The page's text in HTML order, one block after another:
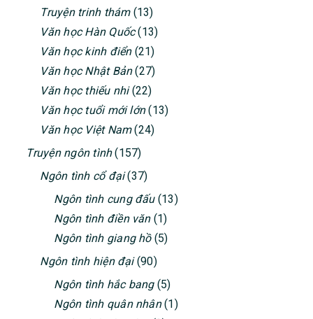
Truyện trinh thám(13)
Văn học Hàn Quốc(13)
Văn học kinh điển(21)
Văn học Nhật Bản(27)
Văn học thiếu nhi(22)
Văn học tuổi mới lớn(13)
Văn học Việt Nam(24)
Truyện ngôn tình(157)
Ngôn tình cổ đại(37)
Ngôn tình cung đấu(13)
Ngôn tình điền văn(1)
Ngôn tình giang hồ(5)
Ngôn tình hiện đại(90)
Ngôn tình hắc bang(5)
Ngôn tình quân nhân(1)